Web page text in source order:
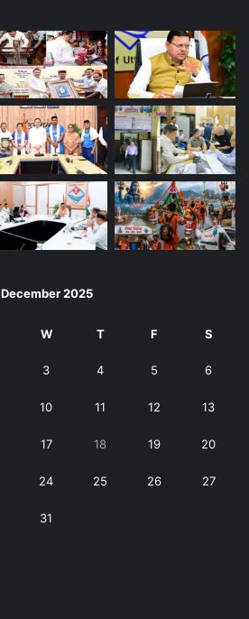
December 2025
W T F S
3 4 5 6
10 11 12 13
17 18 19 20
24 25 26 27
31